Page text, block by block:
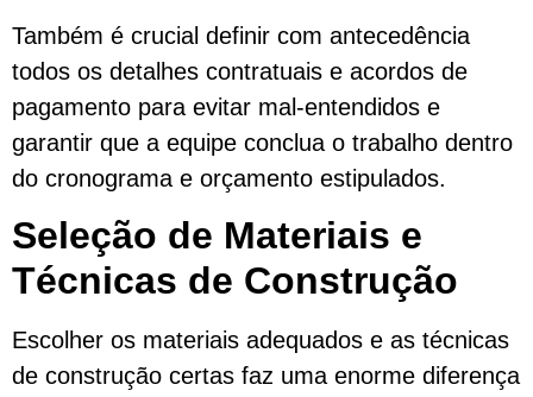
Também é crucial definir com antecedência
todos os detalhes contratuais e acordos de
pagamento para evitar mal-entendidos e
garantir que a equipe conclua o trabalho dentro
do cronograma e orçamento estipulados.
Seleção de Materiais e
Técnicas de Construção
Escolher os materiais adequados e as técnicas
de construção certas faz uma enorme diferença